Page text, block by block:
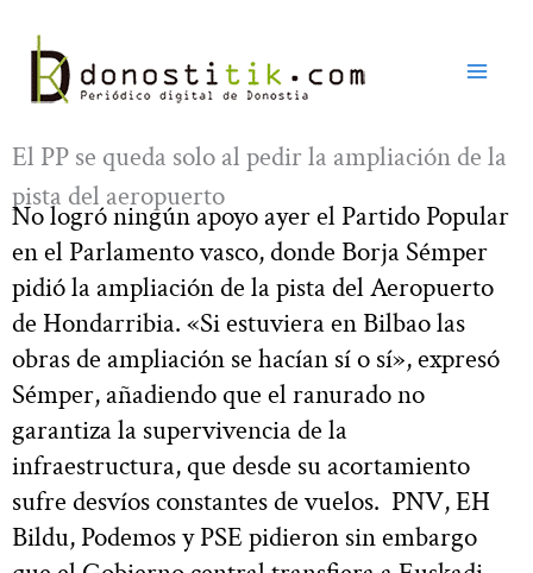
contenido
El PP se queda solo al pedir la ampliación de la
pista del aeropuerto
No logró ningún apoyo ayer el Partido Popular
en el Parlamento vasco, donde Borja Sémper
pidió la ampliación de la pista del Aeropuerto
de Hondarribia. «Si estuviera en Bilbao las
obras de ampliación se hacían sí o sí», expresó
Sémper, añadiendo que el ranurado no
garantiza la supervivencia de la
infraestructura, que desde su acortamiento
sufre desvíos constantes de vuelos. PNV, EH
Bildu, Podemos y PSE pidieron sin embargo